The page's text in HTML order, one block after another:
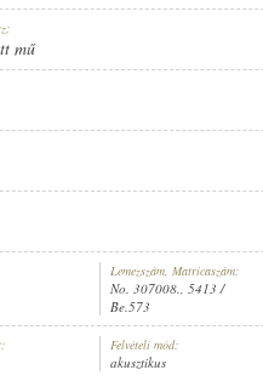
ISMERETLEN ZENEKAR
mű
Lemezszám, Matricaszám:
No. 307008., 5413 /
Be.573
Felvételi mód:
akusztikus